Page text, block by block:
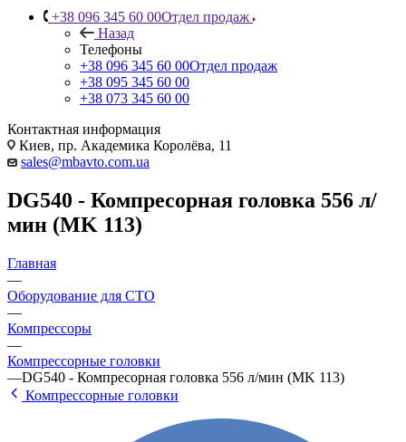
+38 096 345 60 00Отдел продаж
Назад
Телефоны
+38 096 345 60 00Отдел продаж
+38 095 345 60 00
+38 073 345 60 00
Контактная информация
Киев, пр. Академика Королёва, 11
sales@mbavto.com.ua
DG540 - Компресорная головка 556 л/
мин (MK 113)
Главная
—
Оборудование для СТО
—
Компрессоры
—
Компрессорные головки
—DG540 - Компресорная головка 556 л/мин (MK 113)
Компрессорные головки